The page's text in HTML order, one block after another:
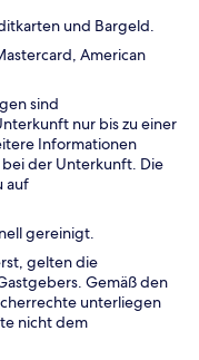
und Bargeld.
American
sind
nur bis zu einer
Informationen
der Unterkunft. Die
auf
gereinigt.
gelten die
Gemäß den
unterliegen
nicht dem